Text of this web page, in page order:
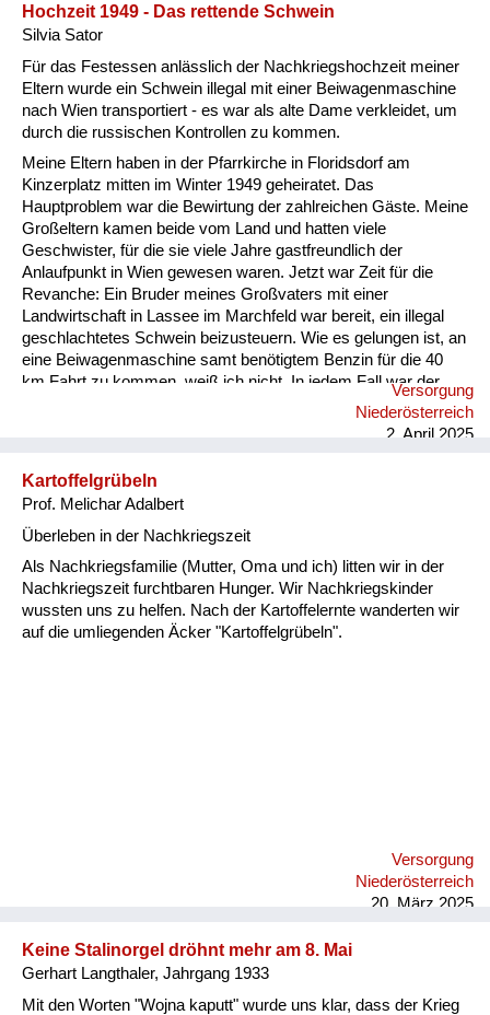
Hochzeit 1949 - Das rettende Schwein
Silvia Sator
Für das Festessen anlässlich der Nachkriegshochzeit meiner
Eltern wurde ein Schwein illegal mit einer Beiwagenmaschine
nach Wien transportiert - es war als alte Dame verkleidet, um
durch die russischen Kontrollen zu kommen.
Meine Eltern haben in der Pfarrkirche in Floridsdorf am
Kinzerplatz mitten im Winter 1949 geheiratet. Das
Hauptproblem war die Bewirtung der zahlreichen Gäste. Meine
Großeltern kamen beide vom Land und hatten viele
Geschwister, für die sie viele Jahre gastfreundlich der
Anlaufpunkt in Wien gewesen waren. Jetzt war Zeit für die
Revanche: Ein Bruder meines Großvaters mit einer
Landwirtschaft in Lassee im Marchfeld war bereit, ein illegal
geschlachtetes Schwein beizusteuern. Wie es gelungen ist, an
eine Beiwagenmaschine samt benötigtem Benzin für die 40
km Fahrt zu kommen, weiß ich nicht. In jedem Fall war der
Transport eines Schweines durch die Russenzone sehr
gefährlich. So griff mein Großvater, der ein begnadetes
und setzte es mehr oder weniger aufrecht in den Beiwagen,
sodass es wie eine dicke, alte Dame wirkte. Mein Vater und
der Großvater auf dem Motorrad schwitzen Blut, als sie in eine
Kontrolle gerieten. Sie wurden durc...
Versorgung
Niederösterreich
2. April 2025
Kartoffelgrübeln
Prof. Melichar Adalbert
Überleben in der Nachkriegszeit
Als Nachkriegsfamilie (Mutter, Oma und ich) litten wir in der
Nachkriegszeit furchtbaren Hunger. Wir Nachkriegskinder
wussten uns zu helfen. Nach der Kartoffelernte wanderten wir
auf die umliegenden Äcker "Kartoffelgrübeln".
Versorgung
Niederösterreich
20. März 2025
Keine Stalinorgel dröhnt mehr am 8. Mai
Gerhart Langthaler, Jahrgang 1933
Mit den Worten "Wojna kaputt" wurde uns klar, dass der Krieg